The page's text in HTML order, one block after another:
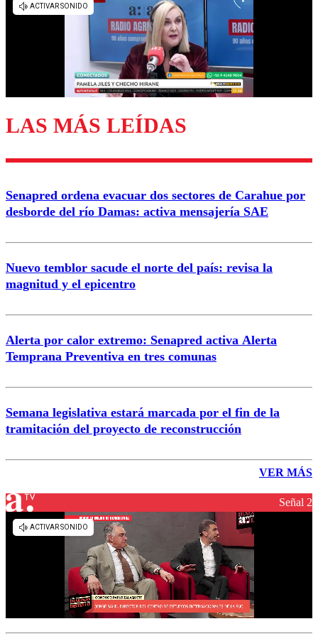
diálogo respetuoso.
Enviar comentario
LAS MÁS LEÍDAS
Senapred ordena evacuar dos sectores de Carahue por
desborde del río Damas: activa mensajería SAE
Nuevo temblor sacude el norte del país: revisa la
magnitud y el epicentro
Alerta por calor extremo: Senapred activa Alerta
Temprana Preventiva en tres comunas
Semana legislativa estará marcada por el fin de la
tramitación del proyecto de reconstrucción
VER MÁS
Señal 2